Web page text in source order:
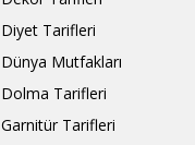
Diyet Tarifleri
Dünya Mutfakları
Dolma Tarifleri
Garnitür Tarifleri